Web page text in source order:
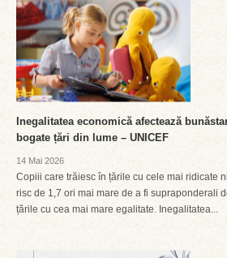
Inegalitatea economică afectează
bogate țări din lume – UNICEF
14 Mai 2026
Copiii care trăiesc în țările cu cele mai ridicate
risc de 1,7 ori mai mare de a fi supraponderali
țările cu cea mai mare egalitate. Inegalitatea...